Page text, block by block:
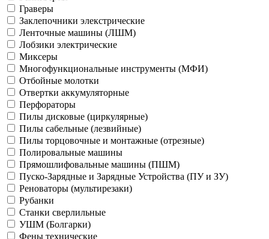
Граверы
Заклепочники элекстрические
Ленточные машины (ЛШМ)
Лобзики электрические
Миксеры
Многофункциональные инструменты (МФИ)
Отбойные молотки
Отвертки аккумуляторные
Перфораторы
Пилы дисковые (циркулярные)
Пилы сабельные (лезвийные)
Пилы торцовочные и монтажные (отрезные)
Полировальные машины
Прямошлифовальные машины (ПШМ)
Пуско-Зарядные и Зарядные Устройства (ПУ и ЗУ)
Реноваторы (мультирезаки)
Рубанки
Станки сверлильные
УШМ (Болгарки)
Фены технические